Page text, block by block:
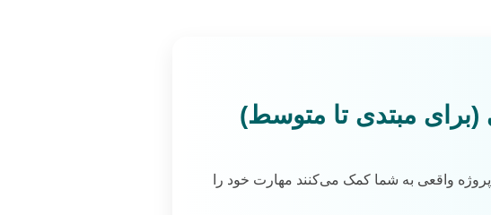
را شروع کرده‌اید اما نمی‌دانید از کجا تجربه عملی به دست آورید، این ۷ پروژه واقعی به شما کمک می‌کنند مهارت خود را